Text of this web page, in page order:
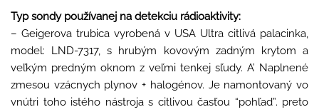
Typ sondy používanej na detekciu rádioaktivity:
– Geigerova trubica vyrobená v USA Ultra citlivá palacinka,
model: LND-7317, s hrubým kovovým zadným krytom a
veľkým predným oknom z veľmi tenkej sľudy. A’ Naplnené
zmesou vzácnych plynov + halogénov. Je namontovaný vo
vnútri toho istého nástroja s citlivou časťou “pohľad”. preto